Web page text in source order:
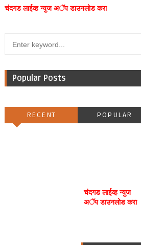
चंदगड लाईव्ह न्युज अॅप डाउनलोड करा
Popular Posts
RECENT POPULAR
चंदगड लाईव्ह न्युज
अॅप डाउनलोड करा